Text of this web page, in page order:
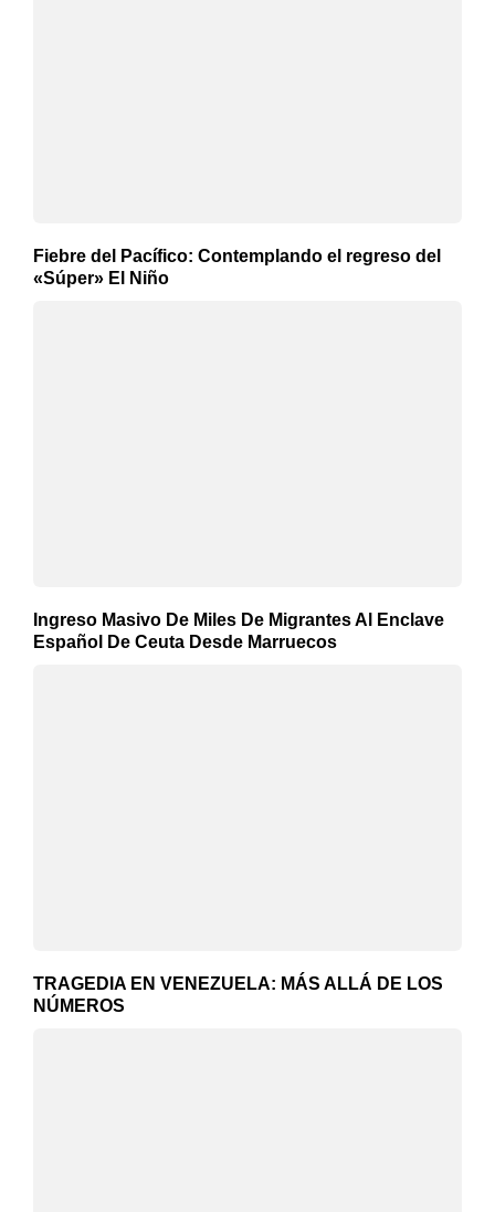
Fiebre del Pacífico: Contemplando el regreso del
«Súper» El Niño
Ingreso Masivo De Miles De Migrantes Al Enclave
Español De Ceuta Desde Marruecos
TRAGEDIA EN VENEZUELA: MÁS ALLÁ DE LOS
NÚMEROS